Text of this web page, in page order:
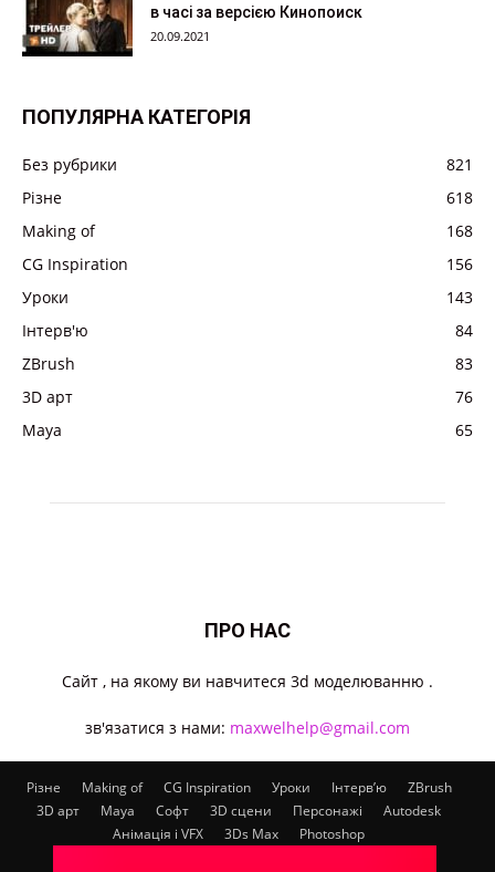
в часі за версією Кинопоиск
20.09.2021
ПОПУЛЯРНА КАТЕГОРІЯ
Без рубрики
821
Різне
618
Making of
168
CG Inspiration
156
Уроки
143
Інтерв'ю
84
ZBrush
83
3D арт
76
Maya
65
ПРО НАС
Cайт , на якому ви навчитеся 3d моделюванню .
зв'язатися з нами: maxwelhelp@gmail.com
Різне Making of CG Inspiration Уроки Інтерв’ю
ZBrush
3D арт
Maya Софт 3D сцени Персонажі
Autodesk
Анімація і VFX
3Ds Max Photoshop